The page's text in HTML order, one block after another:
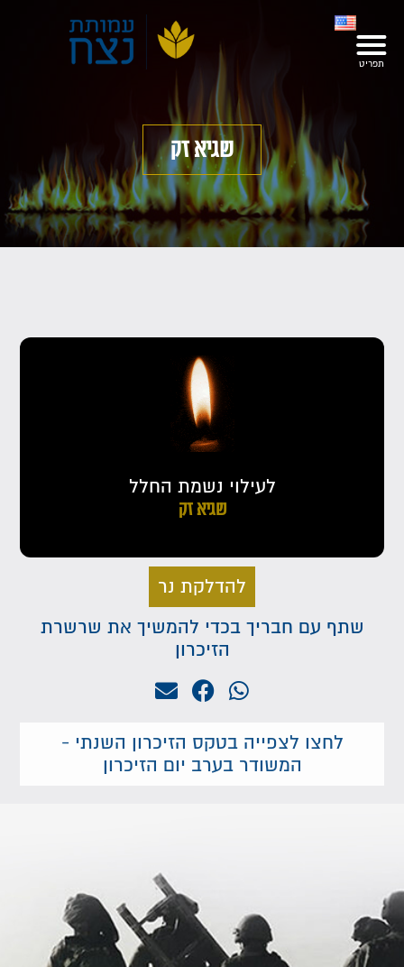
שגיא זק
לעילוי נשמת החלל
שגיא זק
להדלקת נר
שתף עם חבריך בכדי להמשיך את שרשרת
הזיכרון
לחצו לצפייה בטקס הזיכרון השנתי -
המשודר בערב יום הזיכרון